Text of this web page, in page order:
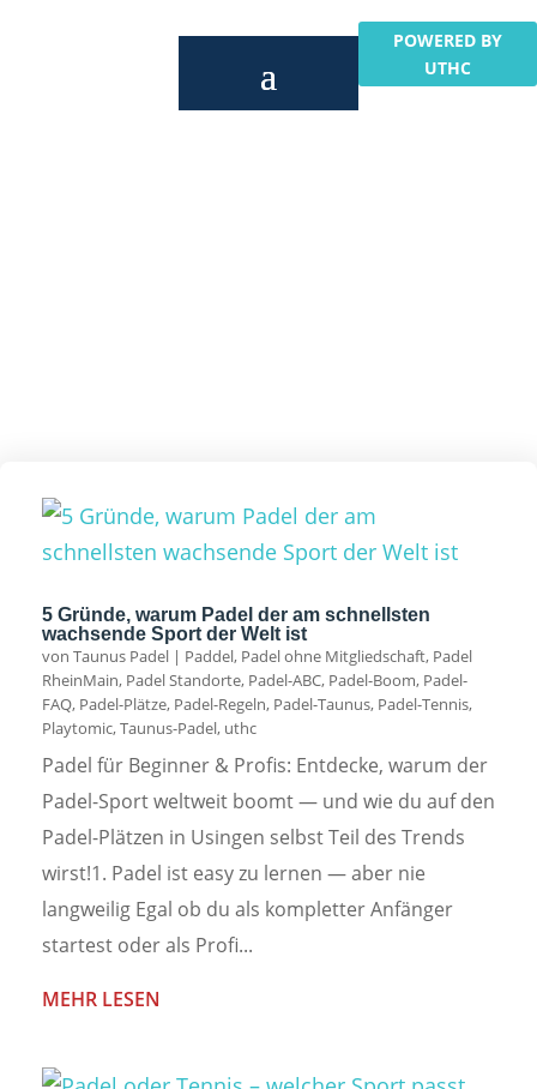
POWERED BY
UTHC
5 Gründe, warum Padel der am schnellsten
wachsende Sport der Welt ist
von Taunus Padel | Paddel, Padel ohne Mitgliedschaft, Padel
RheinMain, Padel Standorte, Padel-ABC, Padel-Boom, Padel-
FAQ, Padel-Plätze, Padel-Regeln, Padel-Taunus, Padel-Tennis,
Playtomic,Taunus-Padel, uthc
Padel für Beginner & Profis: Entdecke, warum der
Padel-Sport weltweit boomt — und wie du auf den
Padel-Plätzen in Usingen selbst Teil des Trends
wirst!1. Padel ist easy zu lernen — aber nie
langweilig Egal ob du als kompletter Anfänger
startest oder als Profi...
MEHR LESEN